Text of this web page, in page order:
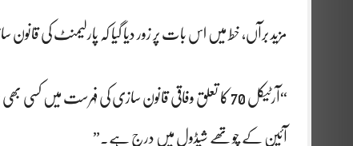
مزید برآں، خط میں اس بات پر زور دیا گیا کہ پارلیمنٹ کی
“آرٹیکل 70 کا تعلق وفاقی قانون سازی کی فہرست
آئین کے چوتھے شیڈول میں درج ہے۔”